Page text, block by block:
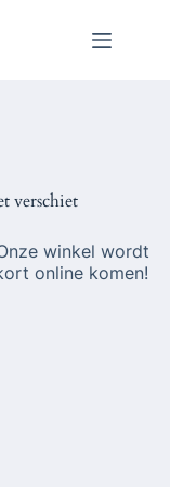
verschiet
winkel wordt
online komen!